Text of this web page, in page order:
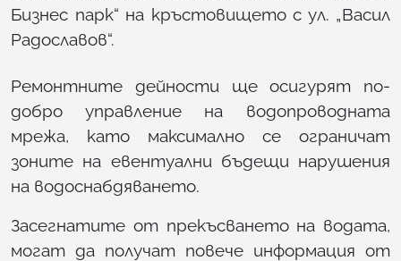
Бизнес парк“ на кръстовището с ул. „Васил
Радославов“.
Ремонтните дейности ще осигурят по-
добро управление на водопроводната
мрежа, като максимално се ограничат
зоните на евентуални бъдещи нарушения
на водоснабдяването.
Засегнатите от прекъсването на водата,
могат да получат повече информация от